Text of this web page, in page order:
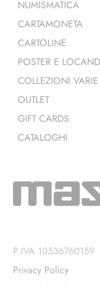
NUMISMATICA
CARTAMONETA
CARTOLINE
POSTER E
COLLEZIONI VARIE
OUTLET
GIFT CARDS
CATALOGHI
P.IVA 10536760159
Privacy Policy